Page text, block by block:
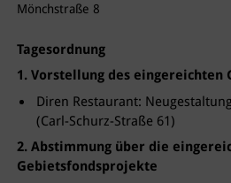
Mönchstraße 8
Tagesordnung
1. Vorstellung des eingereichten
Diren Restaurant:
(Carl-Schurz-Straße 61)
2. Abstimmung über die
Gebietsfondsprojekte